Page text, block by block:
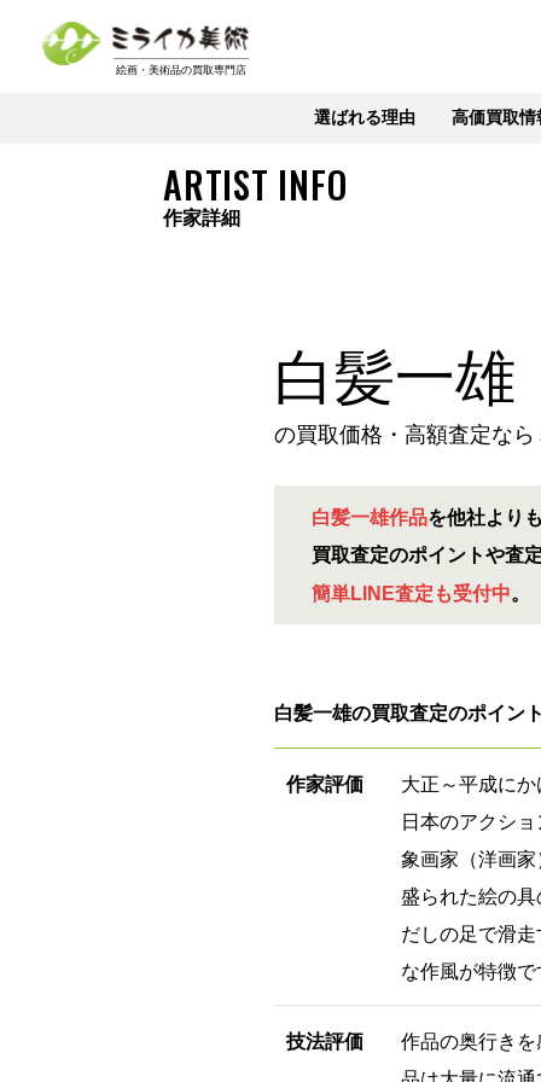
選ばれる理由 高価買取情
ARTIST INFO
作家詳細
白髪一雄
の買取価格・高額査定な
白髪一雄作品を他社より
買取査定のポイントや査
簡単LINE査定も受付中。
白髪一雄の買取査定のポイン
作家評価
大正～平成に
日本のアクシ
象画家（洋画
盛られた絵の
だしの足で滑
な作風が特徴で
技法評価
作品の奥行き